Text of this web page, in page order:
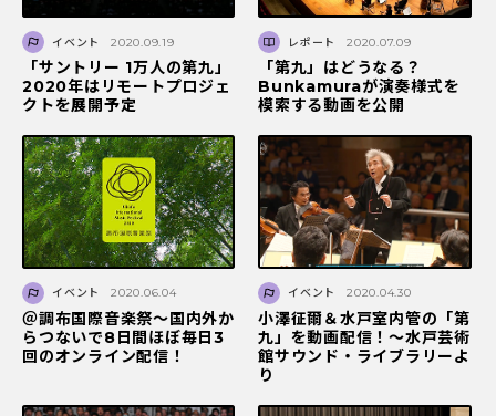
イベント 2020.09.19
「サントリー 1万人の第九」
2020年はリモートプロジェ
クトを展開予定
レポート 2020.07.09
「第九」はどうなる？
Bunkamuraが演奏様式を
模索する動画を公開
イベント 2020.06.04
＠調布国際音楽祭〜国内外か
らつないで8日間ほぼ毎日3
回のオンライン配信！
イベント 2020.04.30
小澤征爾＆水戸室内管の「第
九」を動画配信！〜水戸芸術
館サウンド・ライブラリーよ
り